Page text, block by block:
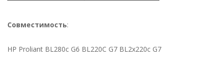
Совместимость:
HP Proliant BL280c G6 BL220C G7 BL2x220c G7